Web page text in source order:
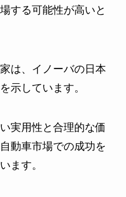
する可能性が高いと
は、イノーバの日本
示しています。
実用性と合理的な価
動車市場での成功を
ます。